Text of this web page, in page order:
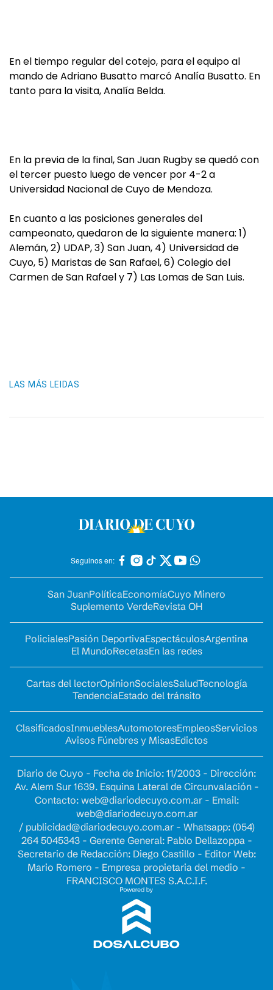
En el tiempo regular del cotejo, para el equipo al
mando de Adriano Busatto marcó Analía Busatto. En
tanto para la visita, Analía Belda.
En la previa de la final, San Juan Rugby se quedó con
el tercer puesto luego de vencer por 4-2 a
Universidad Nacional de Cuyo de Mendoza.
En cuanto a las posiciones generales del
campeonato, quedaron de la siguiente manera: 1)
Alemán, 2) UDAP, 3) San Juan, 4) Universidad de
Cuyo, 5) Maristas de San Rafael, 6) Colegio del
Carmen de San Rafael y 7) Las Lomas de San Luis.
LAS MÁS LEIDAS
Seguinos en:
San JuanPolíticaEconomíaCuyo Minero
Suplemento VerdeRevista OH
PolicialesPasión DeportivaEspectáculosArgentina
El MundoRecetasEn las redes
Cartas del lectorOpinionSocialesSaludTecnología
TendenciaEstado del tránsito
ClasificadosInmueblesAutomotoresEmpleosServicios
Avisos Fúnebres y MisasEdictos
Diario de Cuyo - Fecha de Inicio: 11/2003 - Dirección:
Av. Alem Sur 1639. Esquina Lateral de Circunvalación -
Contacto: web@diariodecuyo.com.ar- Email:
web@diariodecuyo.com.ar
/ publicidad@diariodecuyo.com.ar- Whatsapp: (054)
264 5045343 - Gerente General: Pablo Dellazoppa -
Secretario de Redacción: Diego Castillo - Editor Web:
Mario Romero - Empresa propietaria del medio -
FRANCISCO MONTES S.A.C.I.F.